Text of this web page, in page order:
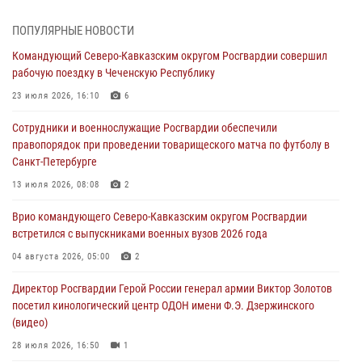
В Центральных регионах России продолжается ведомственная
09 августа 2026, 08:00
В Чеченской Республике пожарные расчеты Росгвардии и МЧС
09 августа 2026, 08:00
В Кузбассе росгвардейцы помогли вернуть горожанке пропавшую
мать
Лучшие футбольные команды Южного округа Росгвардии
определили на Кубани
ПОПУЛЯРНЫЕ НОВОСТИ
Командующий Северо-Кавказским округом Росгвардии совершил
рабочую поездку в Чеченскую Республику
23 июля 2026, 16:10 6
Сотрудники и военнослужащие Росгвардии обеспечили
правопорядок при проведении товарищеского матча по футболу в
Санкт-Петербурге
13 июля 2026, 08:08 2
Врио командующего Северо-Кавказским округом Росгвардии
встретился с выпускниками военных вузов 2026 года
04 августа 2026, 05:00 2
Директор Росгвардии Герой России генерал армии Виктор Золотов
посетил кинологический центр ОДОН имени Ф.Э. Дзержинского
(видео)
28 июля 2026, 16:50 1